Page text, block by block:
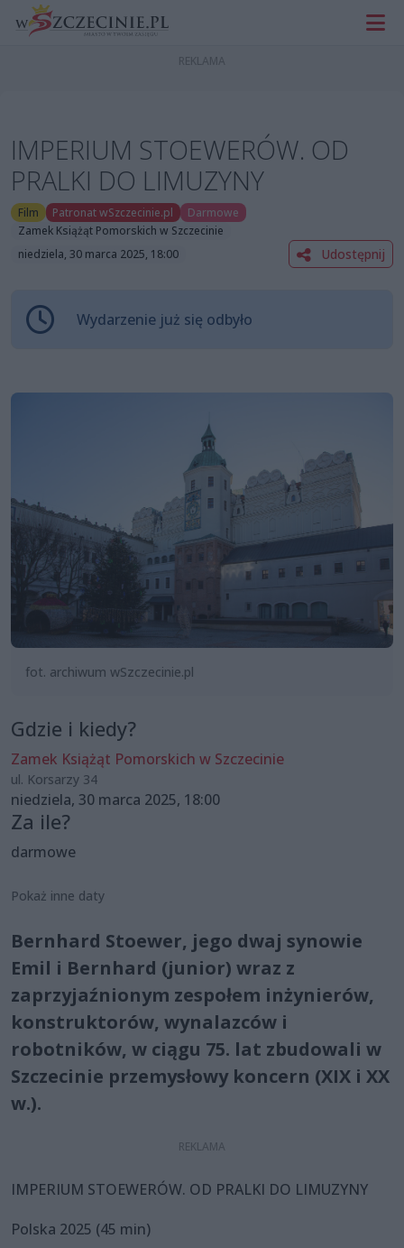
IMPERIUM STOEWERÓW. OD
PRALKI DO LIMUZYNY
Film Patronat wSzczecinie.pl
Darmowe
Zamek Książąt Pomorskich w Szczecinie
niedziela, 30 marca 2025, 18:00
Udostępnij
Wydarzenie już się odbyło
fot. archiwum wSzczecinie.pl
Gdzie i kiedy?
Zamek Książąt Pomorskich w Szczecinie
ul. Korsarzy 34
niedziela, 30 marca 2025, 18:00
Za ile?
darmowe
Pokaż inne daty
Bernhard Stoewer, jego dwaj synowie
Emil i Bernhard (junior) wraz z
zaprzyjaźnionym zespołem inżynierów,
konstruktorów, wynalazców i
robotników, w ciągu 75. lat zbudowali w
Szczecinie przemysłowy koncern (XIX i XX
w.).
IMPERIUM STOEWERÓW. OD PRALKI DO LIMUZYNY
Polska 2025 (45 min)